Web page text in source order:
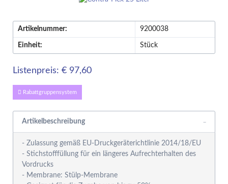
Artikelnummer: 9200038
Einheit: Stück
Listenpreis: € 97,60
Rabattgruppensystem
Artikelbeschreibung
- Zulassung gemäß EU-Druckgeräterichtlinie 2014/18/EU
- Stichstofffüllung für ein längeres Aufrechterhalten des
Vordrucks
- Membrane: Stülp-Membrane